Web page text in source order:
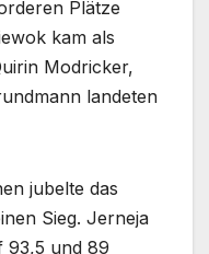
Plätze
kam als
Modricker,
landeten
jubelte das
Sieg. Jerneja
93,5 und 89